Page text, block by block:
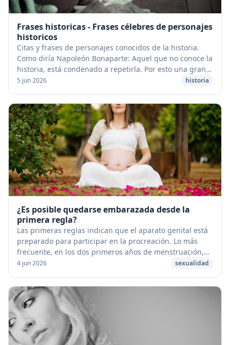
Frases historicas - Frases célebres de personajes
historicos
Citas y frases de personajes conocidos de la historia.
Como diría Napoleón Bonaparte: Aquel que no conoce la
historia, está condenado a repetirla. Por esto una gran
forma de conocer fragmentos importa...
5 jun 2026 historia
¿Es posible quedarse embarazada desde la
primera regla?
Las primeras reglas indican que el aparato genital está
preparado para participar en la procreación. Lo más
frecuente, en los dos primeros años de menstruación,
es que no vengan acompañadas de la emis...
4 jun 2026 sexualidad